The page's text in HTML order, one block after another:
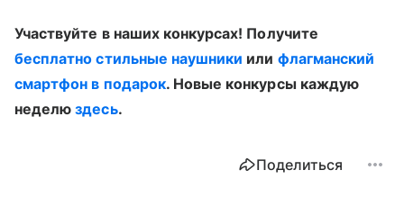
Участвуйте в наших конкурсах! Получите
бесплатно стильные наушники или флагманский
смартфон в подарок. Новые конкурсы каждую
неделюздесь.
Поделиться